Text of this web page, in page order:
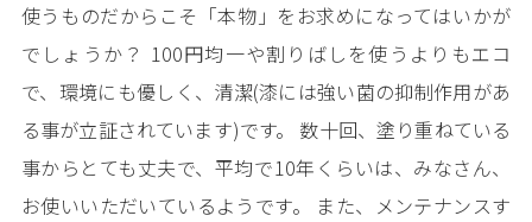
使うものだからこそ「本物」をお求めになってはいかが
でしょうか？ 100円均一や割りばしを使うよりもエコ
で、環境にも優しく、清潔(漆には強い菌の抑制作用があ
る事が立証されています)です。 数十回、塗り重ねている
事からとても丈夫で、平均で10年くらいは、みなさん、
お使いいただいているようです。 また、メンテナンスす